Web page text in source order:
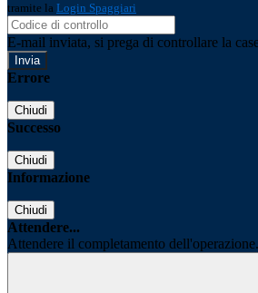
tramite la Login Spaggiari
E-mail inviata, si prega di controllare la
Errore
Chiudi
Successo
Chiudi
Informazione
Chiudi
Attendere...
Attendere il completamento